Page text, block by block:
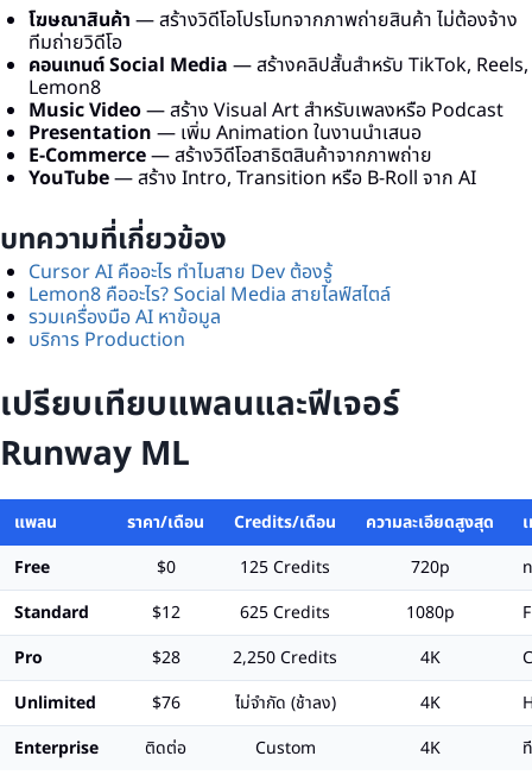
โฆษณาสินค้า — สร้างวิดีโอโปรโมทจากภาพถ่ายสินค้า ไม่ต้องจ้าง
ทีมถ่ายวิดีโอ
คอนเทนต์ Social Media — สร้างคลิปสั้นสำหรับ TikTok, Reels,
Lemon8
Music Video— สร้าง Visual Art สำหรับเพลงหรือ Podcast
Presentation — เพิ่ม Animation ในงานนำเสนอ
E-Commerce— สร้างวิดีโอสาธิตสินค้าจากภาพถ่าย
YouTube— สร้าง Intro, Transition หรือ B-Roll จาก AI
บทความที่เกี่ยวข้อง
Cursor AI คืออะไร ทำไมสาย Dev ต้องรู้
Lemon8 คืออะไร? Social Media สายไลฟ์สไตล์
รวมเครื่องมือ AI หาข้อมูล
บริการ Production
เปรียบเทียบแพลนและฟีเจอร์
Runway ML
แพลน ราคา/เดือน Credits/เดือน ความละเอียดสูงสุด
Free
$0 125 Credits 720p
Standard
$12 625 Credits 1080p
Pro
$28 2,250 Credits 4K
Unlimited
$76 ไม่จำกัด (ช้าลง) 4K
Enterprise
ติดต่อ Custom 4K